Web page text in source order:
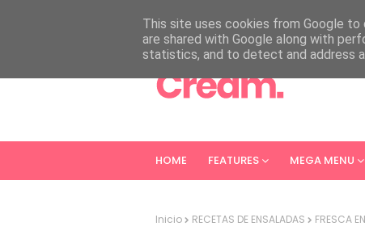
HOME FEATURES MEGA MENU
Inicio RECETAS DE ENSALADAS FRESCA
This site uses cookies from Google to
are shared with Google along with
statistics, and to detect and address